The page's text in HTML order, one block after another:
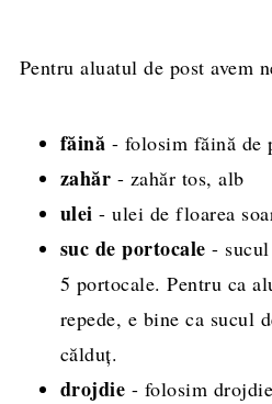
Pentru aluatul de post avem
făină - folosim făină de
zahăr - zahăr tos, alb
ulei - ulei de floarea
suc de portocale-
5 portocale. Pentru ca
repede, e bine ca sucul
călduț.
drojdie - folosim